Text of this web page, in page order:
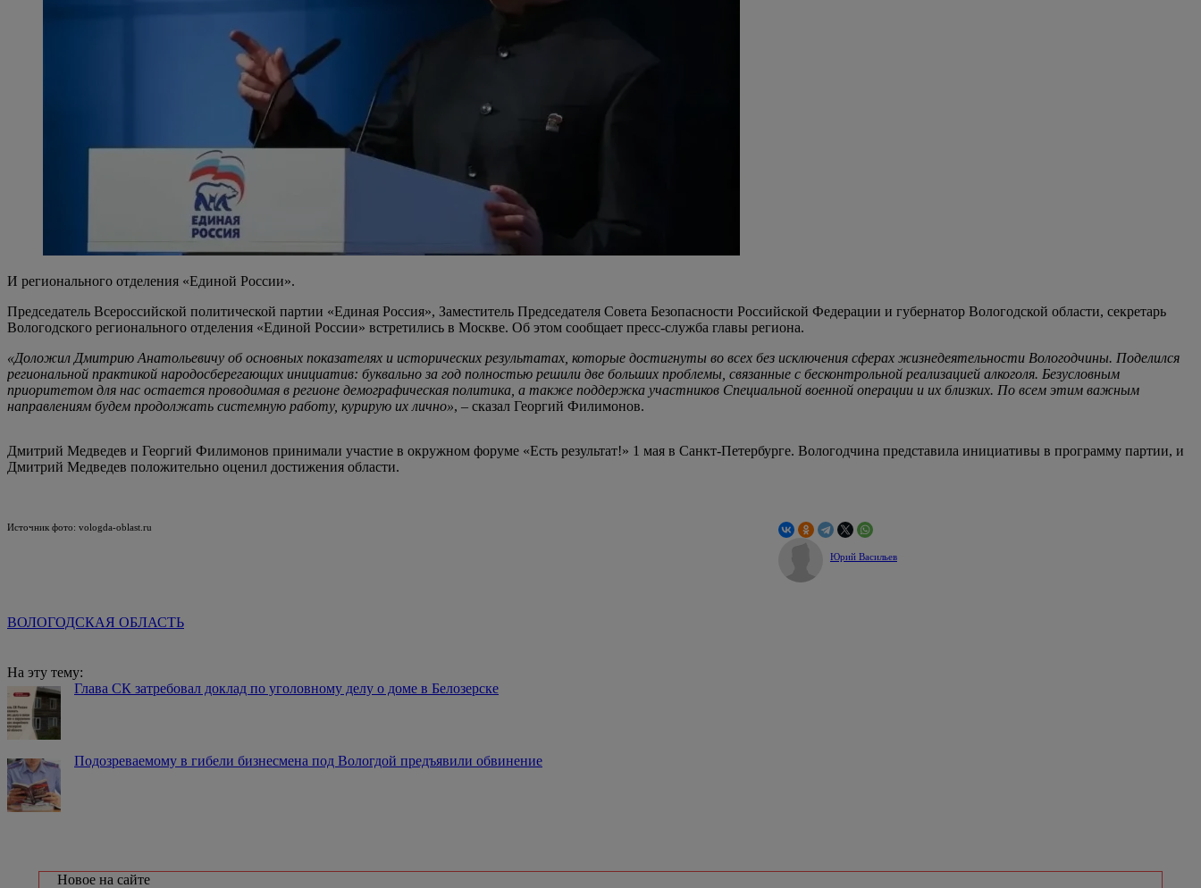
И регионального отделения «Единой России».
Председатель Всероссийской политической партии «Единая Россия», Заместитель Председателя Совета Безопасности Российской Федерации и губернатор Вологодской области, секретарь
Вологодского регионального отделения «Единой России» встретились в Москве. Об этом сообщает пресс-служба главы региона.
«Доложил Дмитрию Анатольевичу об основных показателях и исторических результатах, которые достигнуты во всех без исключения сферах жизнедеятельности Вологодчины. Поделился
региональной практикой народосберегающих инициатив: буквально за год полностью решили две больших проблемы, связанные с бесконтрольной реализацией алкоголя. Безусловным
приоритетом для нас остается проводимая в регионе демографическая политика, а также поддержка участников Специальной военной операции и их близких. По всем этим важным
направлениям будем продолжать системную работу, курирую их лично», – сказал Георгий Филимонов.
Дмитрий Медведев и Георгий Филимонов принимали участие в окружном форуме «Есть результат!» 1 мая в Санкт-Петербурге. Вологодчина представила инициативы в программу партии, и
Дмитрий Медведев положительно оценил достижения области.
Источник фото: vologda-oblast.ru
Юрий Васильев
ВОЛОГОДСКАЯ ОБЛАСТЬ
На эту тему:
Глава СК затребовал доклад по уголовному делу о доме в Белозерске
Подозреваемому в гибели бизнесмена под Вологдой предъявили обвинение
Новое на сайте